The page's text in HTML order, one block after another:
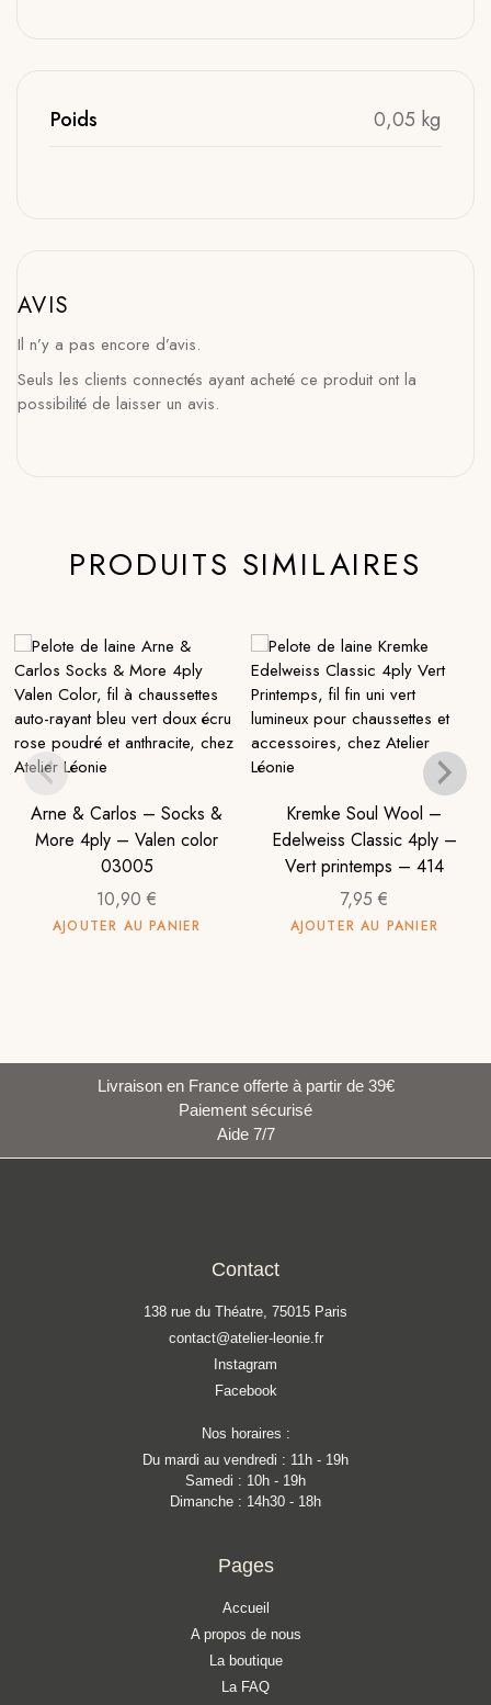
Poids 0,05 kg
AVIS
Il n’y a pas encore d’avis.
Seuls les clients connectés ayant acheté ce produit ont la
possibilité de laisser un avis.
PRODUITS SIMILAIRES
Arne & Carlos – Socks &
More 4ply – Valen color
03005
10,90€
AJOUTER AU PANIER
Kremke Soul Wool –
Edelweiss Classic 4ply –
Vert printemps – 414
7,95 €
AJOUTER AU PANIER
Livraison en France offerte à partir de 39€
Paiement sécurisé
Aide 7/7
Contact
138 rue du Théatre, 75015 Paris
contact@atelier-leonie.fr
Instagram
Facebook
Nos horaires :
Du mardi au vendredi : 11h - 19h
Samedi : 10h - 19h
Dimanche : 14h30 - 18h
Pages
Accueil
A propos de nous
La boutique
La FAQ